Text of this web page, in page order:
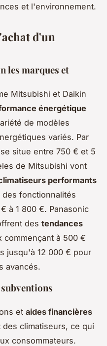
et l'environnement.
d'un
les marques et
Mitsubishi et Daikin
énergétique
de modèles
variés. Par
situe entre 750 € et 5
de Mitsubishi vont
performants
des fonctionnalités
à 1 800 €. Panasonic
des tendances
commençant à 500 €
jusqu'à 12 000 € pour
avancés.
et aides financières
des climatiseurs, ce qui
consommateurs.